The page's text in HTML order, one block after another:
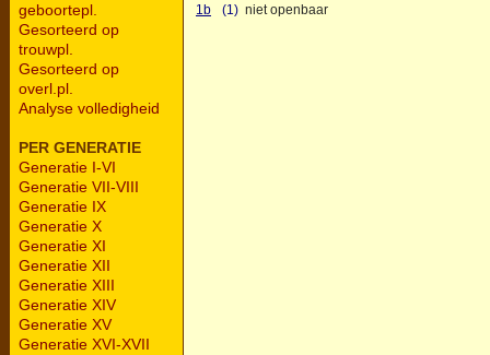
geboortepl.
Gesorteerd op
trouwpl.
Gesorteerd op
overl.pl.
Analyse volledigheid
PER GENERATIE
Generatie I-VI
Generatie VII-VIII
Generatie IX
Generatie X
Generatie XI
Generatie XII
Generatie XIII
Generatie XIV
Generatie XV
Generatie XVI-XVII
1b
(1) niet openbaar